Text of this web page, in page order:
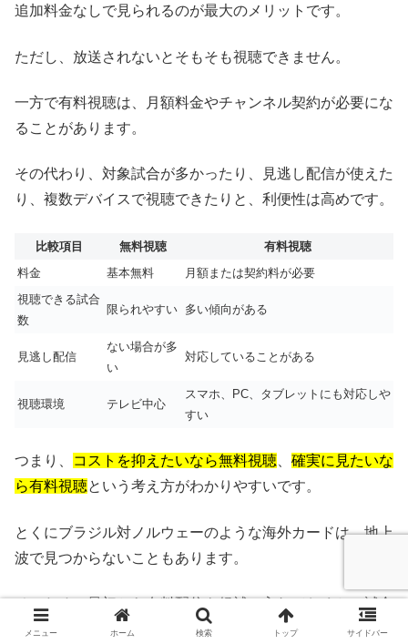
追加料金なしで見られるのが最大のメリットです。
ただし、放送されないとそもそも視聴できません。
一方で有料視聴は、月額料金やチャンネル契約が必要にな
ることがあります。
その代わり、対象試合が多かったり、見逃し配信が使えた
り、複数デバイスで視聴できたりと、利便性は高めです。
比較項目 無料視聴
有料視聴
料金
基本無料
月額または契約料が必要
視聴できる試合
数
限られやすい 多い傾向がある
見逃し配信
ない場合が多
い
対応していることがある
視聴環境 テレビ中心
スマホ、PC、タブレットにも対応しや
すい
つまり、 コストを抑えたいなら無料視聴
確実に見たいな
ら有料視聴という考え方がわかりやすいです。
とくにブラジル対ノルウェーのような海外カードは、地上
波で見つからないこともあります。
そのため、最初から有料配信も候補に入れておくと、試合
直前にあわてずに済みます。
メニュー ホーム 検索 トップ サイドバー